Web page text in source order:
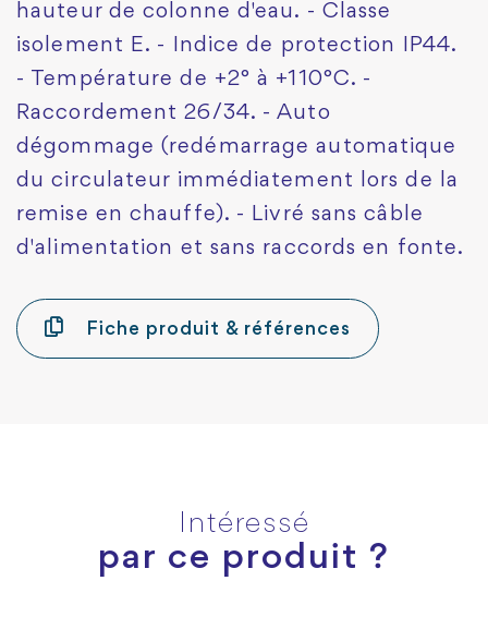
hauteur de colonne d'eau. - Classe
isolement E. - Indice de protection IP44.
- Température de +2° à +110°C. -
Raccordement 26/34. - Auto
dégommage (redémarrage automatique
du circulateur immédiatement lors de la
remise en chauffe). - Livré sans câble
d'alimentation et sans raccords en fonte.
Fiche produit & références
Intéressé
par ce produit ?